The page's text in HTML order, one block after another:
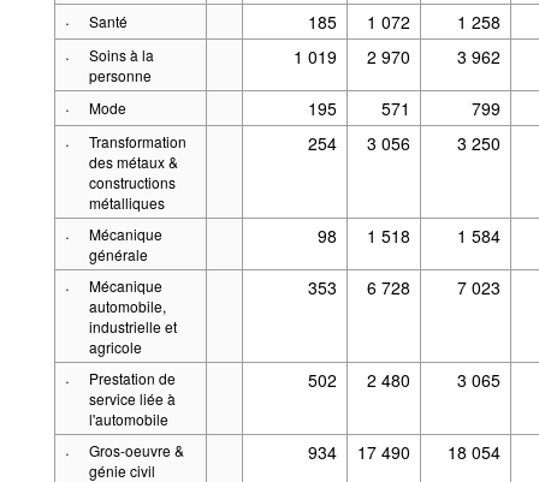
·
Santé 185 1 072
1 258
·
Soins à la
personne
1 019 2 970 3 962
· Mode 195 571
799
·
Transformation
des métaux &
constructions
métalliques
254 3 056 3 250
·
Mécanique
générale
98 1 518 1 584
·
Mécanique
automobile,
industrielle et
agricole
353 6 728 7 023
·
Prestation de
service liée à
l'automobile
502 2 480 3 065
·
Gros-oeuvre &
génie civil
934 17 490 18 054